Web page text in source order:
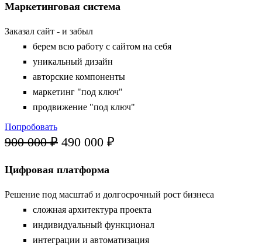
Маркетинговая система
Заказал сайт - и забыл
берем всю работу с сайтом на себя
уникальный дизайн
авторские компоненты
маркетинг "под ключ"
продвижение "под ключ"
Попробовать
900 000 ₽ 490 000 ₽
Цифровая платформа
Решение под масштаб и долгосрочный рост бизнеса
сложная архитектура проекта
индивидуальный функционал
интеграции и автоматизация